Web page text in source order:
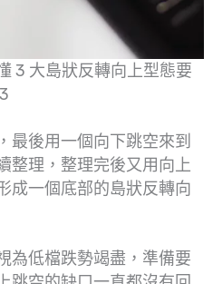
3 大島狀反轉向上型態要
最後用一個向下跳空來到
整理，整理完後又用向上
成一個底部的島狀反轉向
為低檔跌勢竭盡，準備要